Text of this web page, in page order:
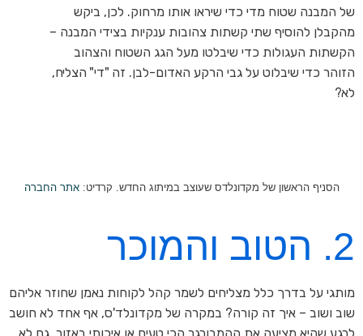
של המבנה שטוח מדי כדי שיראו אותו מרחוק. לכן, ביקש
מהקבלן להוסיף שתי קשתות צהובות ענקיות בצידי המבנה –
הקשתות העגולות כדי שיבלטו מעל הגג השטוח והצהוב
הזוהר כדי שיבלוט על גבי הרקע האדום-לבן. זה "די" הצליח,
לא?
הסניף הראשון של מקדונלדס שעוצב במיתוג החדש. קרדיט:אתר החברה
2. הטוב והמוכר
מותגי על בדרך כלל מצליחים לשמר קהל לקוחות נאמן שחוזר אליהם
שוב ושוב – איך זה קורה? במקרה של מקדונלד'ס, אף אחד לא חושב